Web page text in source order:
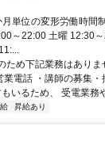
単位の変形労働時間制
～22:00 土曜 12:30
ため下記業務はありま
電話 ・講師の募集・
いるため、 受電業務
昇給あり